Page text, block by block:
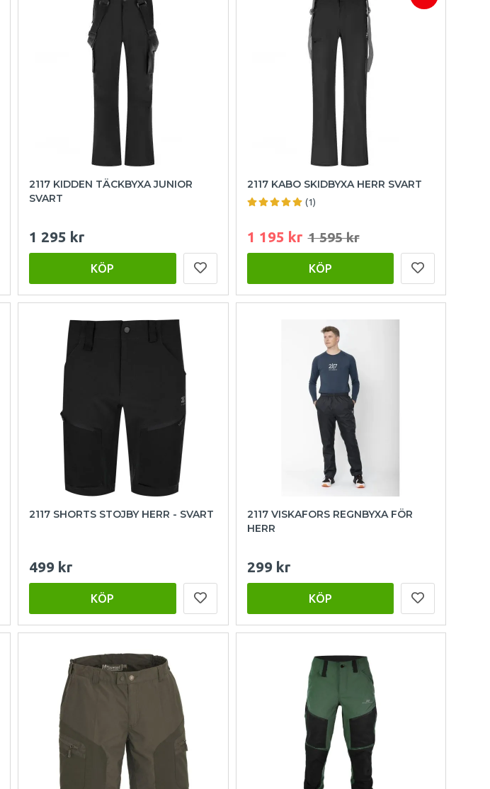
2117 KIDDEN TÄCKBYXA JUNIOR
SVART
1 295 kr
KÖP
2117 KABO SKIDBYXA HERR SVART
(1)
1 195 kr 1 595 kr
KÖP
2117 SHORTS STOJBY HERR - SVART
499 kr
KÖP
2117 VISKAFORS REGNBYXA FÖR
HERR
299 kr
KÖP